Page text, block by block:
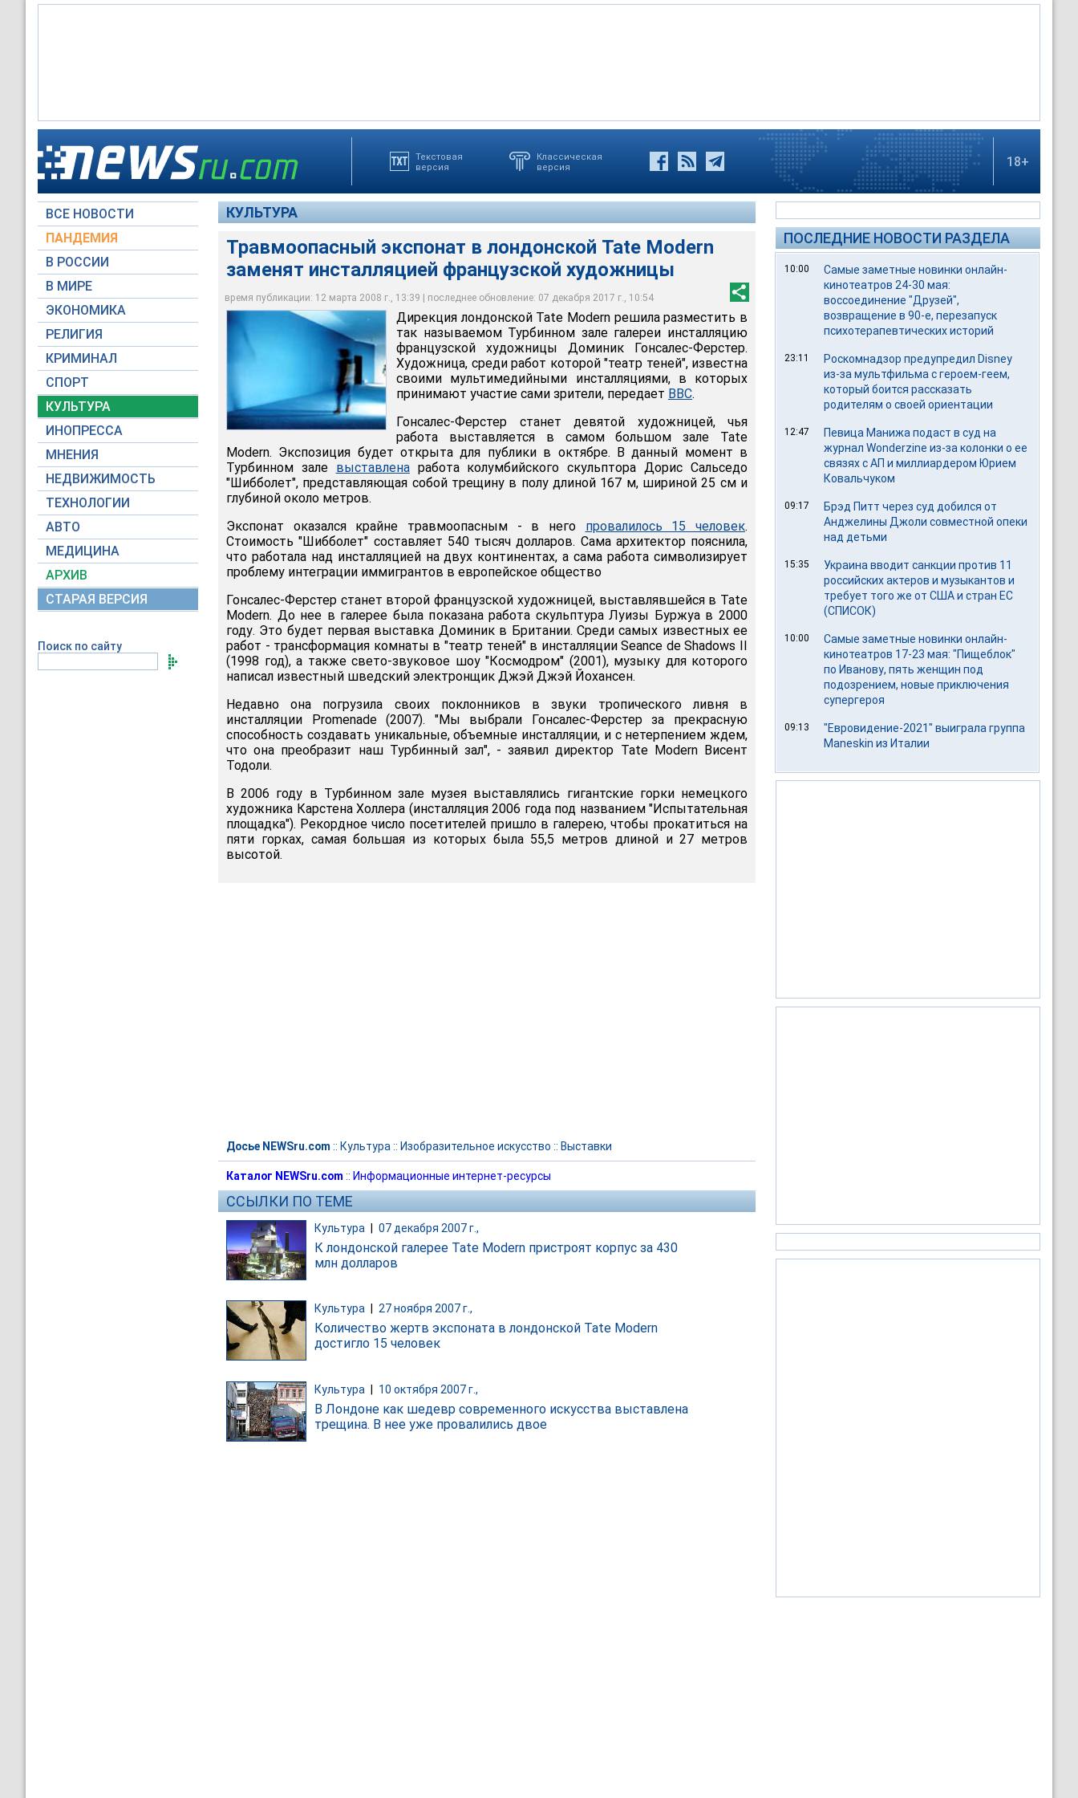
Текстовая
версия
Классическая
версия
18+
ВСЕ НОВОСТИ
ПАНДЕМИЯ
В РОССИИ
В МИРЕ
ЭКОНОМИКА
РЕЛИГИЯ
КРИМИНАЛ
СПОРТ
КУЛЬТУРА
ИНОПРЕССА
МНЕНИЯ
НЕДВИЖИМОСТЬ
ТЕХНОЛОГИИ
АВТО
МЕДИЦИНА
АРХИВ
СТАРАЯ ВЕРСИЯ
Поиск по сайту
КУЛЬТУРА
Травмоопасный экспонат в лондонской Tate Modern
заменят инсталляцией французской художницы
время публикации: 12 марта 2008 г., 13:39 | последнее обновление: 07 декабря 2017 г., 10:54
Дирекция лондонской Tate Modern решила разместить в так называемом Турбинном
зале галереи инсталляцию французской художницы Доминик Гонсалес-Ферстер
tate.org.uk
Дирекция лондонской Tate Modern решила разместить в
так называемом Турбинном зале галереи инсталляцию
французской художницы Доминик Гонсалес-Ферстер.
Художница, среди работ которой "театр теней", известна
своими мультимедийными инсталляциями, в которых
принимают участие сами зрители, передает BBC.
Гонсалес-Ферстер станет девятой художницей, чья
работа выставляется в самом большом зале Tate
Modern. Экспозиция будет открыта для публики в октябре. В данный момент в
Турбинном зале выставленаработа колумбийского скульптора Дорис Сальседо
"Шибболет", представляющая собой трещину в полу длиной 167 м, шириной 25 см и
глубиной около метров.
Экспонат оказался крайне травмоопасным - в него провалилось 15 человек.
Стоимость "Шибболет" составляет 540 тысяч долларов. Сама архитектор пояснила,
что работала над инсталляцией на двух континентах, а сама работа символизирует
проблему интеграции иммигрантов в европейское общество
Гонсалес-Ферстер станет второй французской художницей, выставлявшейся в Tate
Modern. До нее в галерее была показана работа скульптура Луизы Буржуа в 2000
году. Это будет первая выставка Доминик в Британии. Среди самых известных ее
работ - трансформация комнаты в "театр теней" в инсталляции Seance de Shadows II
(1998 год), а также свето-звуковое шоу "Космодром" (2001), музыку для которого
написал из­вестный шведский электрон­щик Джэй Джэй Йохансен.
Недавно она погрузила своих поклонников в звуки тропического ливня в
инсталляции Promenade (2007). "Мы выбрали Гонсалес-Ферстер за прекрасную
способность создавать уникальные, объемные инсталляции, и с нетерпением ждем,
что она преобразит наш Турбинный зал", - заявил директор Tate Modern Висент
Тодоли.
В 2006 году в Турбинном зале музея выставлялись гигантские горки немецкого
художника Карстена Холлера (инсталляция 2006 года под названием "Испытательная
площадка"). Рекордное число посетителей пришло в галерею, чтобы прокатиться на
пяти горках, самая большая из которых была 55,5 метров длиной и 27 метров
высотой.
Досье NEWSru.com :: Культура :: Изобразительное искусство :: Выставки
Каталог NEWSru.com :: Информационные интернет-ресурсы
ССЫЛКИ ПО ТЕМЕ
Культура 07 декабря 2007 г.,
К лондонской галерее Tate Modern пристроят корпус за 430
млн долларов
Культура 27 ноября 2007 г.,
Количество жертв экспоната в лондонской Tate Modern
достигло 15 человек
Культура | 10 октября 2007 г.,
В Лондоне как шедевр современного искусства выставлена
трещина. В нее уже провалились двое
ПОСЛЕДНИЕ НОВОСТИ РАЗДЕЛА
10:00
Самые заметные новинки онлайн-
кинотеатров 24-30 мая:
воссоединение "Друзей",
возвращение в 90-е, перезапуск
психотерапевтических историй
23:11
Роскомнадзор предупредил Disney
из-за мультфильма c героем-геем,
который боится рассказать
родителям о своей ориентации
12:47
Певица Манижа подаст в суд на
журнал Wonderzine из-за колонки о ее
связях с АП и миллиардером Юрием
Ковальчуком
09:17
Брэд Питт через суд добился от
Анджелины Джоли совместной опеки
над детьми
15:35
Украина вводит санкции против 11
российских актеров и музыкантов и
требует того же от США и стран ЕС
(СПИСОК)
10:00
Самые заметные новинки онлайн-
кинотеатров 17-23 мая: "Пищеблок"
по Иванову, пять женщин под
подозрением, новые приключения
супергероя
09:13
"Евровидение-2021" выиграла группа
Maneskin из Италии